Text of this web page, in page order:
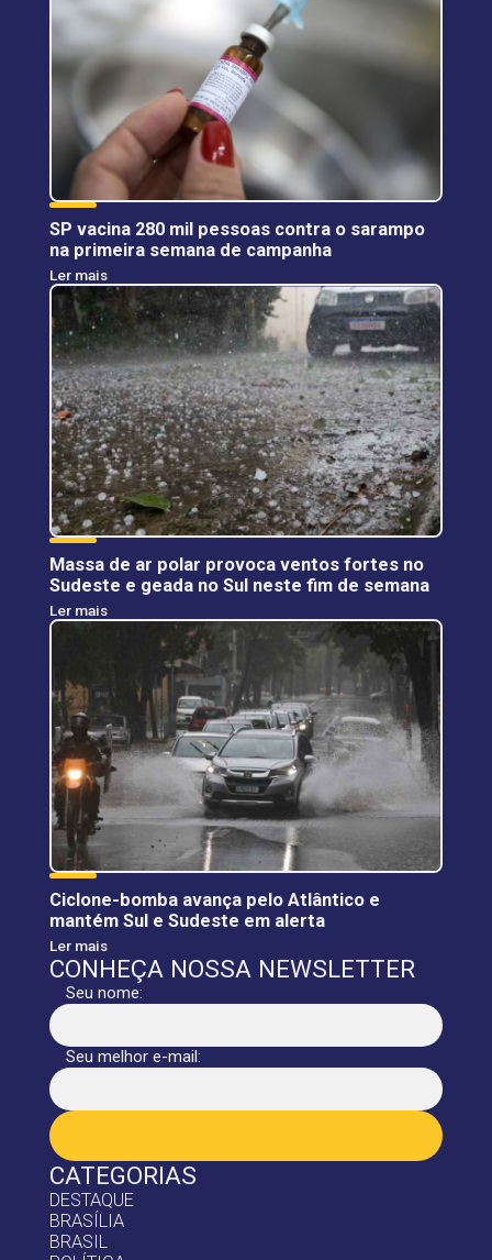
CATEGORIAS
DESTAQUE
BRASÍLIA
BRASIL
SP vacina 280 mil pessoas contra o sarampo
na primeira semana de campanha
Ler mais
Massa de ar polar provoca ventos fortes no
Sudeste e geada no Sul neste fim de semana
Ler mais
Ciclone-bomba avança pelo Atlântico e
mantém Sul e Sudeste em alerta
Ler mais
CONHEÇA NOSSA NEWSLETTER
Seu nome:
Seu melhor e-mail: